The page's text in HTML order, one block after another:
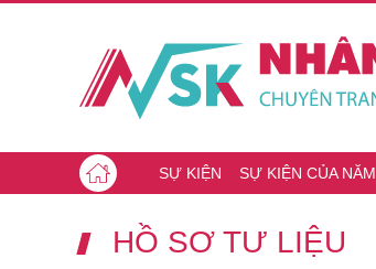
SỰ KIỆN SỰ KIỆN CỦA NĂM
HỒ SƠ TƯ LIỆU